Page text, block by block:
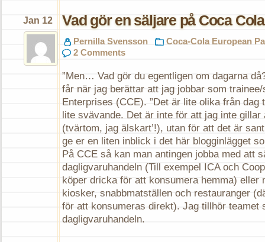
Vad gör en säljare på Coca
Jan 12
Pernilla Svensson
Coca-Cola European
2 Comments
”Men… Vad gör du egentligen om dagarna
får när jag berättar att jag jobbar som
Enterprises (CCE). ”Det är lite olika från dag
lite svävande. Det är inte för att jag inte
(tvärtom, jag älskart’!), utan för att det är
ge er en liten inblick i det här blogginlägget
På CCE så kan man antingen jobba med att
dagligvaruhandeln (Till exempel ICA och
köper dricka för att konsumera hemma) eller
kiosker, snabbmatställen och restauranger
för att konsumeras direkt). Jag tillhör teamet
dagligvaruhandeln.